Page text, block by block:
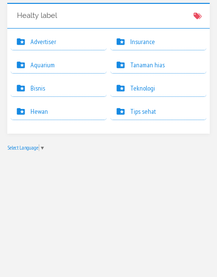
Healty label
Advertiser
Aquarium
Bisnis
Hewan
Insurance
Tanaman hias
Teknologi
Tips sehat
Select Language ▼